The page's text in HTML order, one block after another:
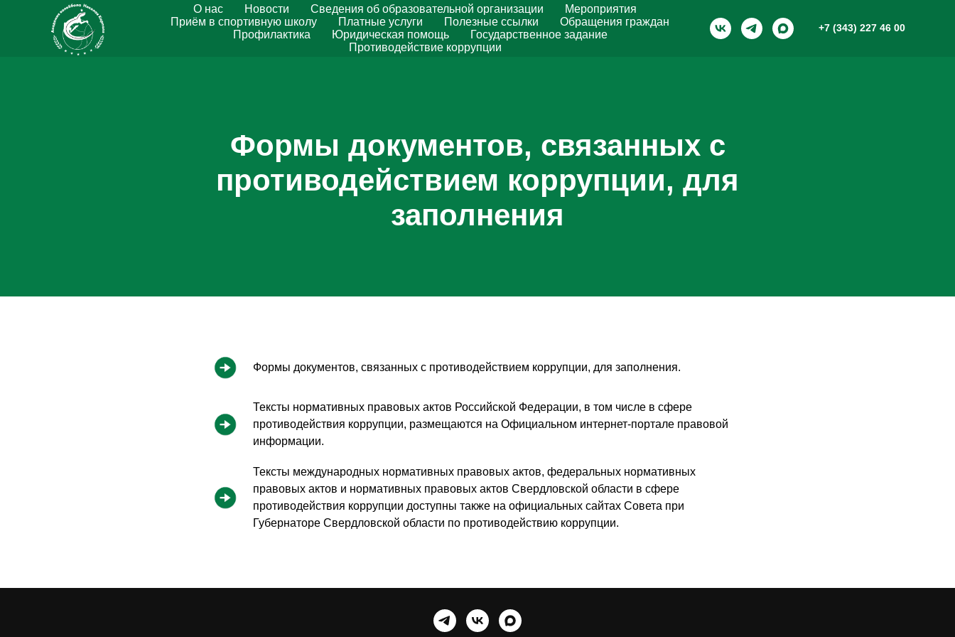
О нас Новости Сведения об образовательной организации
Мероприятия
Приём в спортивную школу
Платные услуги Полезные ссылки
Обращения граждан
Профилактика
Юридическая помощь
Государственное задание
Противодействие коррупции
+7 (343) 227 46 00
Формы документов, связанных с
противодействием коррупции, для
заполнения
Формы документов, связанных с противодействием коррупции, для заполнения.
Тексты нормативных правовых актов Российской Федерации, в том числе в сфере
противодействия коррупции, размещаются на Официальном интернет-портале правовой
информации.
Тексты международных нормативных правовых актов, федеральных нормативных
правовых актов и нормативных правовых актов Свердловской области в сфере
противодействия коррупции доступны также на официальных сайтах Совета при
Губернаторе Свердловской области по противодействию коррупции.